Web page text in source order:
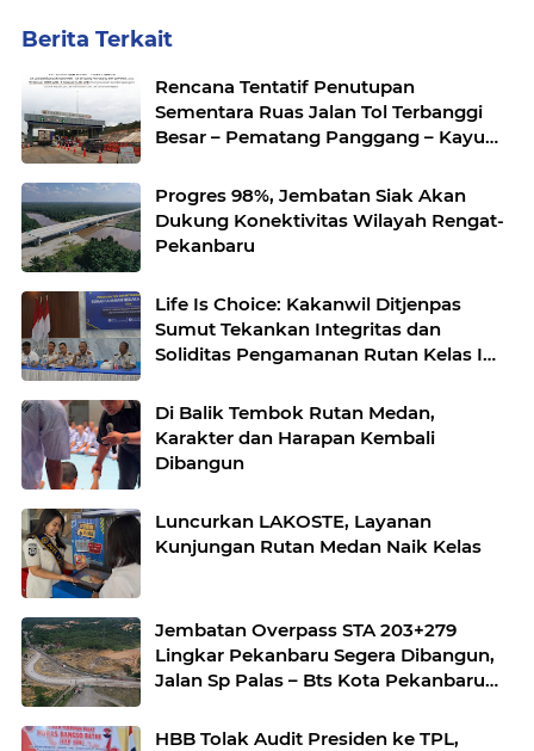
Berita Terkait
Rencana Tentatif Penutupan
Sementara Ruas Jalan Tol Terbanggi
Besar – Pematang Panggang – Kayu
Progres 98%, Jembatan Siak Akan
Dukung Konektivitas Wilayah Rengat-
Pekanbaru
Life Is Choice: Kakanwil Ditjenpas
Sumut Tekankan Integritas dan
Soliditas Pengamanan Rutan Kelas I
Di Balik Tembok Rutan Medan,
Karakter dan Harapan Kembali
Dibangun
Luncurkan LAKOSTE, Layanan
Kunjungan Rutan Medan Naik Kelas
Jembatan Overpass STA 203+279
Lingkar Pekanbaru Segera Dibangun,
Jalan Sp Palas – Bts Kota Pekanbaru
Pengalihan Jalur
HBB Tolak Audit Presiden ke TPL,